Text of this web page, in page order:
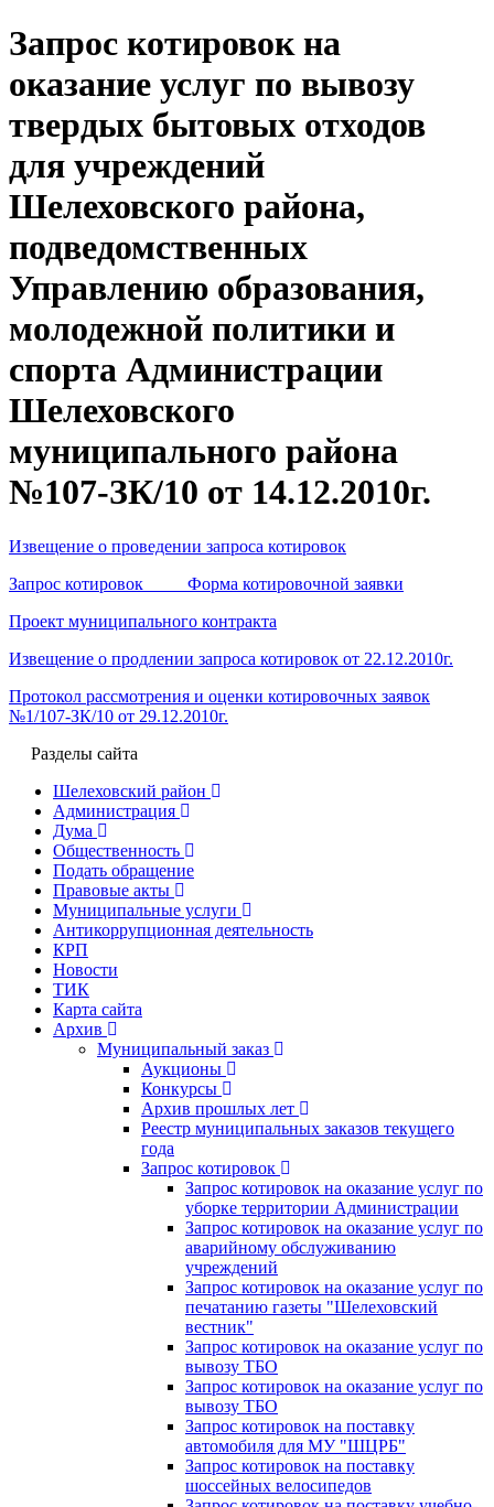
Запрос котировок на
оказание услуг по вывозу
твердых бытовых отходов
для учреждений
Шелеховского района,
подведомственных
Управлению образования,
молодежной политики и
спорта Администрации
Шелеховского
муниципального района
№107-ЗК/10 от 14.12.2010г.
Извещение о проведении запроса котировок
Запрос котировок Форма котировочной заявки
Проект муниципального контракта
Извещение о продлении запроса котировок от 22.12.2010г.
Протокол рассмотрения и оценки котировочных заявок
№1/107-ЗК/10 от 29.12.2010г.
Разделы сайта
Шелеховский район
Администрация
Дума
Общественность
Подать обращение
Правовые акты
Муниципальные услуги
Антикоррупционная деятельность
КРП
Новости
ТИК
Карта сайта
Архив
Муниципальный заказ
Аукционы
Конкурсы
Архив прошлых лет
Реестр муниципальных заказов текущего
года
Запрос котировок
Запрос котировок на оказание услуг по
уборке территории Администрации
Запрос котировок на оказание услуг по
аварийному обслуживанию
учреждений
Запрос котировок на оказание услуг по
печатанию газеты "Шелеховский
вестник"
Запрос котировок на оказание услуг по
вывозу ТБО
Запрос котировок на оказание услуг по
вывозу ТБО
Запрос котировок на поставку
автомобиля для МУ "ШЦРБ"
Запрос котировок на поставку
шоссейных велосипедов